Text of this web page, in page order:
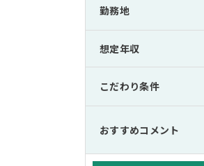
勤務地
想定年収
こだわり条件
おすすめコメント